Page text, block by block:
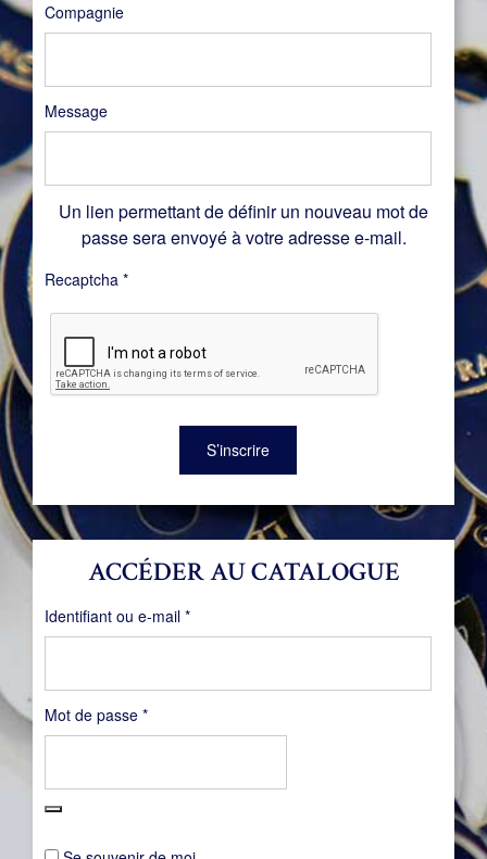
ACCÉDER AU CATALOGUE
Identifiant ou e-mail *Obligatoire
Mot de passe *Obligatoire
Compagnie
Message
Un lien permettant de définir un nouveau mot de
passe sera envoyé à votre adresse e-mail.
Recaptcha *
S’inscrire